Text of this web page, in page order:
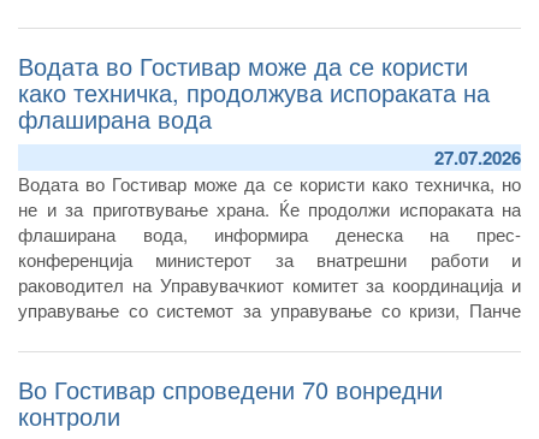
Водата во Гостивар може да се користи
како техничка, продолжува испораката на
флаширана вода
27.07.2026
Водата во Гостивар може да се користи како техничка, но
не и за приготвување храна. Ќе продолжи испораката на
флаширана вода, информира денеска на прес-
конференција министерот за внатрешни работи и
раководител на Управувачкиот комитет за координација и
управување со системот за управување со кризи, Панче
мерењата дека може да се користи за пиење, ниту пак за
подготвување храна.
Во Гостивар спроведени 70 вонредни
контроли